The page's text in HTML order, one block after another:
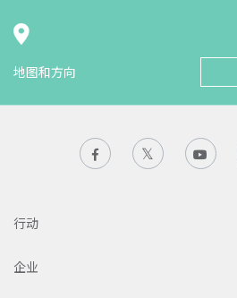
地图和方向
行动
企业